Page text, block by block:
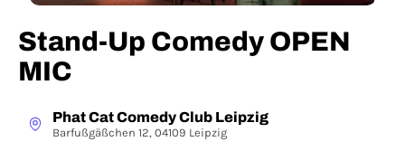
Stand-Up Comedy OPEN
MIC
Phat Cat Comedy Club Leipzig
Barfußgäßchen 12, 04109 Leipzig